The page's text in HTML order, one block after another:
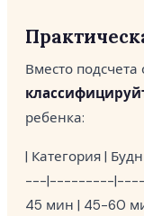
Вместо
ребенка:
| Категория |
---|---------
45 мин | 45-60